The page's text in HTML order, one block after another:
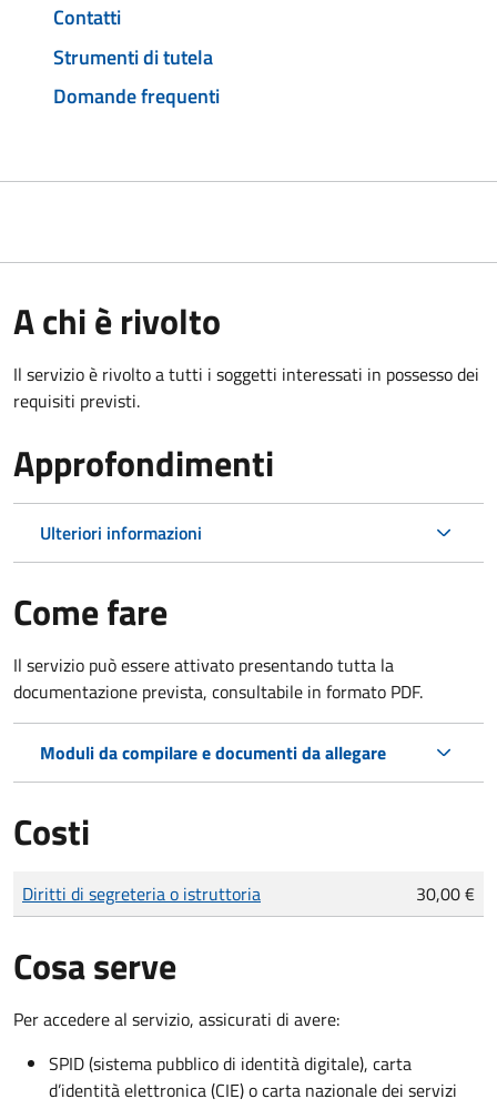
Contatti
Strumenti di tutela
Domande frequenti
A chi è rivolto
Il servizio è rivolto a tutti i soggetti interessati in possesso dei
requisiti previsti.
Approfondimenti
Ulteriori informazioni
Come fare
Il servizio può essere attivato presentando tutta la
documentazione prevista, consultabile in formato PDF.
Moduli da compilare e documenti da allegare
Costi
Tipo di pagamento
Importo
Diritti di segreteria o istruttoria 30,00 €
Cosa serve
Per accedere al servizio, assicurati di avere:
SPID (sistema pubblico di identità digitale), carta
d’identità elettronica (CIE) o carta nazionale dei servizi